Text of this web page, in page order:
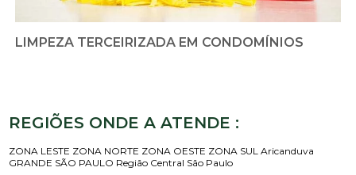
LIMPEZA TERCEIRIZADA EM CONDOMÍNIOS
REGIÕES ONDE A ATENDE :
ZONA LESTE ZONA NORTE ZONA OESTE ZONA SUL Aricanduva
GRANDE SÃO PAULO Região Central São Paulo